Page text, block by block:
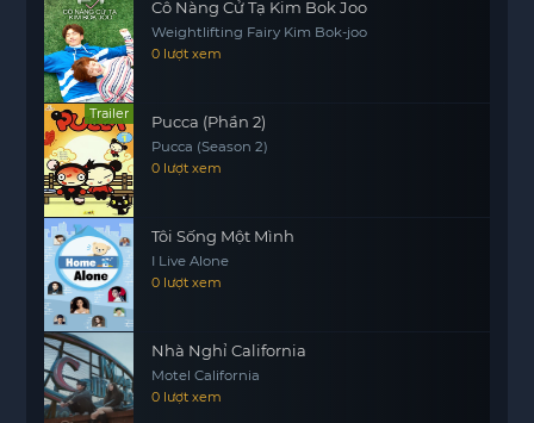
gia đình, sự tha thứ và những giá trị sống. Khi mà
mọi thứ đều sụp đổ, liệu rằng tình yêu thương có
thể giúp họ vượt qua? Câu hỏi này sẽ được giải
đáp trong những diễn biến đầy bất ngờ của bộ
phim.
Cô Nàng Cử Tạ Kim Bok Joo
Weightlifting Fairy Kim Bok-joo
0 lượt xem
Trailer Pucca (Phần 2)
Pucca (Season 2)
0 lượt xem
Tôi Sống Một Mình
I Live Alone
0 lượt xem
Nhà Nghỉ California
Motel California
0 lượt xem